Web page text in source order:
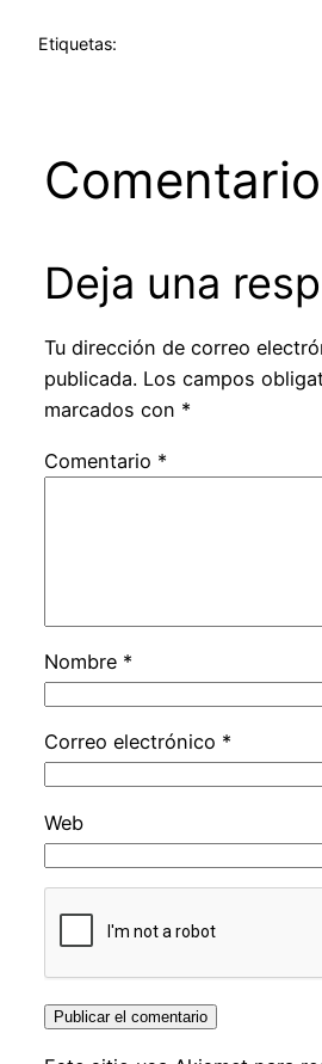
Etiquetas:
Deja una
Tu dirección de correo
publicada. Los campos
marcados con *
Comentario *
Nombre *
Correo electrónico *
Web